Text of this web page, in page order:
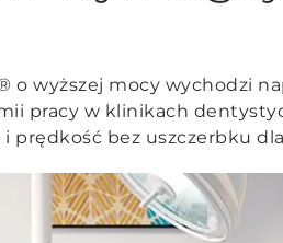
o wyższej mocy wychodzi
pracy w klinikach
prędkość bez uszczerbku